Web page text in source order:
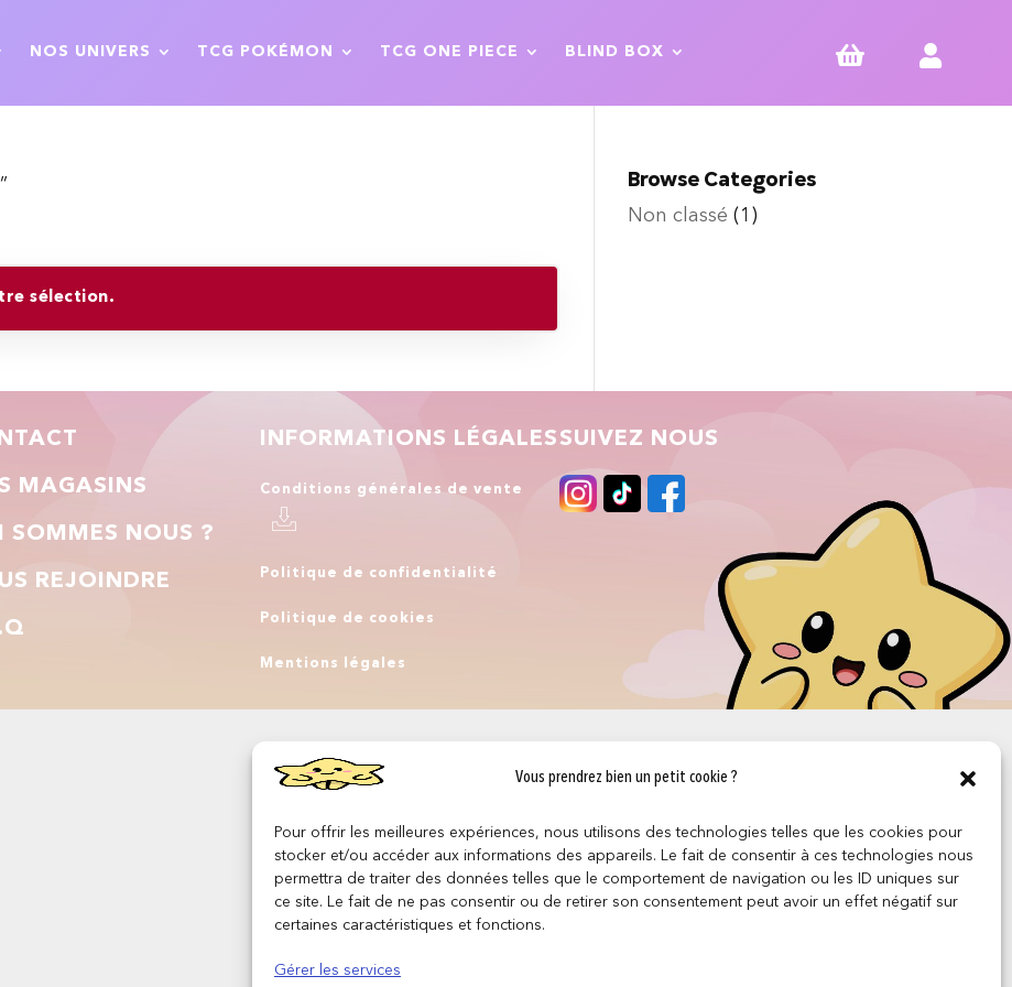
Vous prendrez bien un petit cookie ?
Pour offrir les meilleures expériences, nous utilisons des technologies telles que les cookies pour
stocker et/ou accéder aux informations des appareils. Le fait de consentir à ces technologies nous
permettra de traiter des données telles que le comportement de navigation ou les ID uniques sur
ce site. Le fait de ne pas consentir ou de retirer son consentement peut avoir un effet négatif sur
certaines caractéristiques et fonctions.
Gérer les services
NOS UNIVERS TCG POKÉMON TCG ONE PIECE BLIND BOX  
sélection.
Browse Categories
Non classé (1)
MAGASINS
SOMMES NOUS ?
REJOINDRE
INFORMATIONS LÉGALES
Conditions générales de vente
Politique de confidentialité
Politique de cookies
Mentions légales
SUIVEZ NOUS